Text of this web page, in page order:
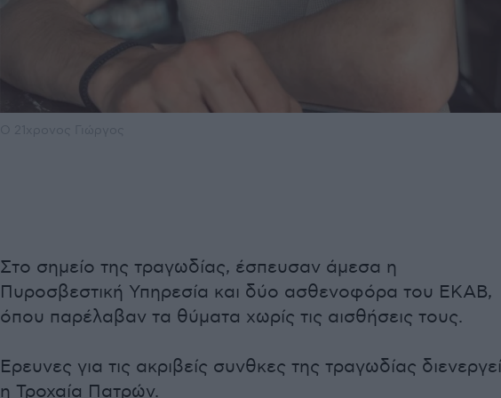
Στο σημείο της τραγωδίας, έσπευσαν άμεσα η
Πυροσβεστική Υπηρεσία και δύο ασθενοφόρα του ΕΚΑΒ,
όπου παρέλαβαν τα θύματα χωρίς τις αισθήσεις τους.
Ερευνες για τις ακριβείς συνθκες της τραγωδίας διενεργεί
η Τροχαία Πατρών.